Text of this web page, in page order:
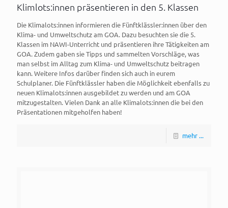
Klimlots:innen präsentieren in den 5. Klassen
Die Klimalots:innen informieren die Fünftklässler:innen über den
Klima- und Umweltschutz am GOA. Dazu besuchten sie die 5.
Klassen im NAWI-Unterricht und präsentieren ihre Tätigkeiten am
GOA. Zudem gaben sie Tipps und sammelten Vorschläge, was
man selbst im Alltag zum Klima- und Umweltschutz beitragen
kann. Weitere Infos darüber finden sich auch in eurem
Schulplaner. Die Fünftklässler haben die Möglichkeit ebenfalls zu
neuen Klimalots:innen ausgebildet zu werden und am GOA
mitzugestalten. Vielen Dank an alle Klimalots:innen die bei den
Präsentationen mitgeholfen haben!
mehr ...